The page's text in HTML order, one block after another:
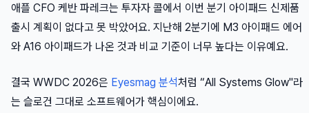
애플 CFO 케반 파레크는 투자자 콜에서 이번 분기 아이패드 신제품
출시 계획이 없다고 못 박았어요. 지난해 2분기에 M3 아이패드 에어
와 A16 아이패드가 나온 것과 비교 기준이 너무 높다는 이유예요.
결국 WWDC 2026은 Eyesmag 분석처럼 “All Systems Glow"라
는 슬로건 그대로 소프트웨어가 핵심이에요.